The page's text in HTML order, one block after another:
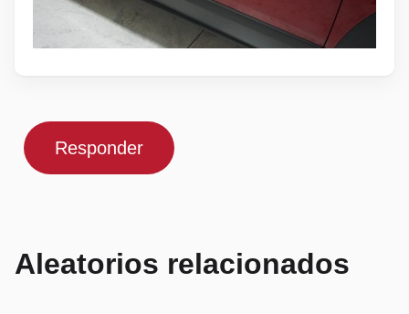
Responder
Aleatorios relacionados